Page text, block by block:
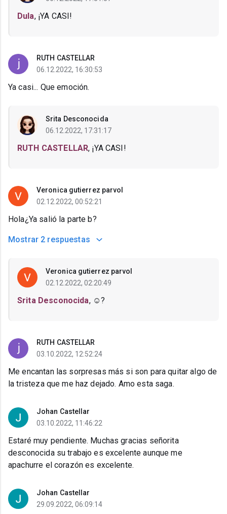
Dula, ¡YA CASI!
RUTH CASTELLAR
06.12.2022, 16:30:53
Ya casi... Que emoción.
Srita Desconocida
06.12.2022, 17:31:17
RUTH CASTELLAR, ¡YA CASI!
Veronica gutierrez parvol
02.12.2022, 00:52:21
Hola¿Ya salió la parte b?
Mostrar 2 respuestas
Veronica gutierrez parvol
02.12.2022, 02:20:49
Srita Desconocida, ☺️?
RUTH CASTELLAR
03.10.2022, 12:52:24
Me encantan las sorpresas más si son para quitar algo de
la tristeza que me haz dejado. Amo esta saga.
Johan Castellar
03.10.2022, 11:46:22
Estaré muy pendiente. Muchas gracias señorita
desconocida su trabajo es excelente aunque me
apachurre el corazón es excelente.
Johan Castellar
29.09.2022, 06:09:14